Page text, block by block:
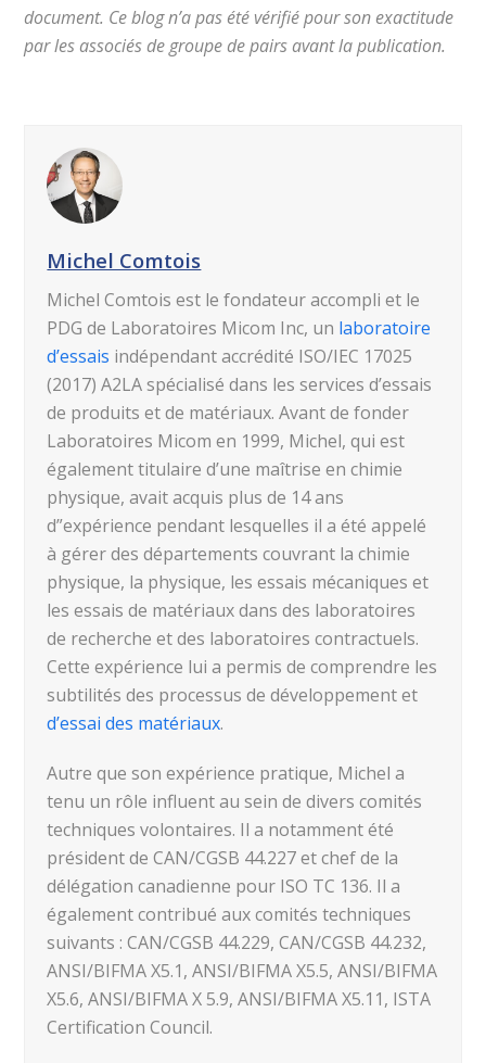
document. Ce blog n’a pas été vérifié pour son exactitude
par les associés de groupe de pairs avant la publication.
Michel Comtois
Michel Comtois est le fondateur accompli et le
PDG de Laboratoires Micom Inc, un laboratoire
d’essais indépendant accrédité ISO/IEC 17025
(2017) A2LA spécialisé dans les services d’essais
de produits et de matériaux. Avant de fonder
Laboratoires Micom en 1999, Michel, qui est
également titulaire d’une maîtrise en chimie
physique, avait acquis plus de 14 ans
d”expérience pendant lesquelles il a été appelé
à gérer des départements couvrant la chimie
physique, la physique, les essais mécaniques et
les essais de matériaux dans des laboratoires
de recherche et des laboratoires contractuels.
Cette expérience lui a permis de comprendre les
subtilités des processus de développement et
d’essai des matériaux.
Autre que son expérience pratique, Michel a
tenu un rôle influent au sein de divers comités
techniques volontaires. Il a notamment été
président de CAN/CGSB 44.227 et chef de la
délégation canadienne pour ISO TC 136. Il a
également contribué aux comités techniques
suivants : CAN/CGSB 44.229, CAN/CGSB 44.232,
ANSI/BIFMA X5.1, ANSI/BIFMA X5.5, ANSI/BIFMA
X5.6, ANSI/BIFMA X 5.9, ANSI/BIFMA X5.11, ISTA
Certification Council.